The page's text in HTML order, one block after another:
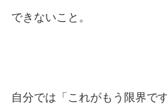
できないこと。
自分では「これがもう限界で